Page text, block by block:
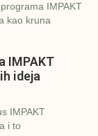
IMPAKT
kao kruna
IMPAKT
ideja
IMPAKT
i to